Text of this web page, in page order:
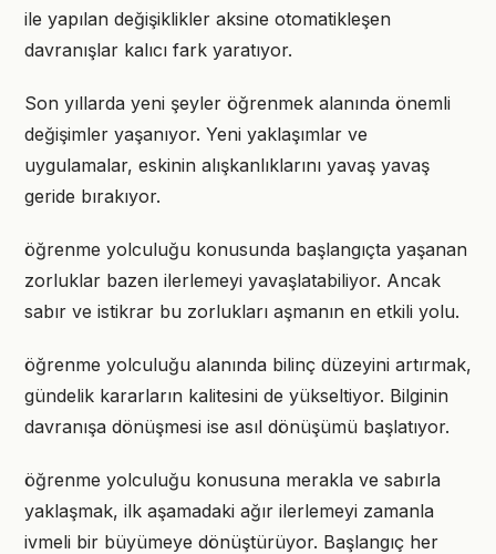
ile yapılan değişiklikler aksine otomatikleşen
davranışlar kalıcı fark yaratıyor.
Son yıllarda yeni şeyler öğrenmek alanında önemli
değişimler yaşanıyor. Yeni yaklaşımlar ve
uygulamalar, eskinin alışkanlıklarını yavaş yavaş
geride bırakıyor.
öğrenme yolculuğu konusunda başlangıçta yaşanan
zorluklar bazen ilerlemeyi yavaşlatabiliyor. Ancak
sabır ve istikrar bu zorlukları aşmanın en etkili yolu.
öğrenme yolculuğu alanında bilinç düzeyini artırmak,
gündelik kararların kalitesini de yükseltiyor. Bilginin
davranışa dönüşmesi ise asıl dönüşümü başlatıyor.
öğrenme yolculuğu konusuna merakla ve sabırla
yaklaşmak, ilk aşamadaki ağır ilerlemeyi zamanla
ivmeli bir büyümeye dönüştürüyor. Başlangıç her